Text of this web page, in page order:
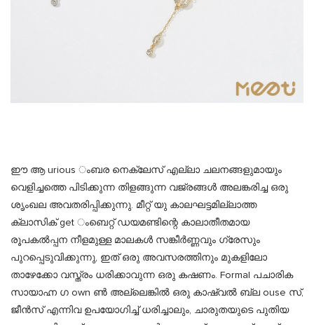
ഈ ആ urious ംബര നെക്ലേസ് എല്ലാ ചലനങ്ങളുമായും
വെളിച്ചത്തെ പിടിക്കുന്ന തിളങ്ങുന്ന വജ്രങ്ങൾ അലങ്കരിച്ച ഒരു
ശൃംഖല അവതരിപ്പിക്കുന്നു. മീറ്റ് യു കാലഘട്ടമില്ലാത്ത
ക്ലാസിക് get ംബെറ്റ് ഡയമണ്ടിന്റെ കാലാതീതമായ
രൂപകൽപ്പന നീളമുള്ള മാലകൾ സങ്കീർണ്ണവും ഗ്രേസും
പുറപ്പെടുവിക്കുന്നു, ഇത് ഒരു അവസരത്തിനും മുകളിലോ
താഴേക്കോ വസ്ത്രം ധരിക്കാവുന്ന ഒരു കഷണം. Formal പചാരിക
സായാഹ്ന ഗ own ൺ അല്ലെങ്കിൽ ഒരു കാഷ്വൽ ബ്ല ouse സ്,
ജീൻസ് എന്നിവ ഉപയോഗിച്ച് ധരിച്ചാലും, ചാരുതയുടെ പുതിയ